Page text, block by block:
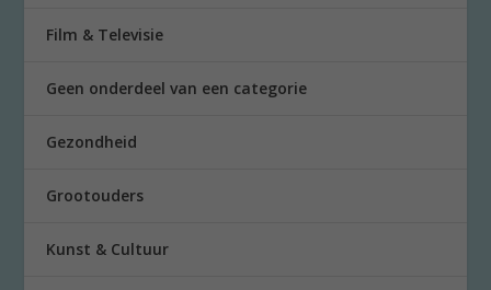
Film & Televisie
Geen onderdeel van een categorie
Gezondheid
Grootouders
Kunst & Cultuur